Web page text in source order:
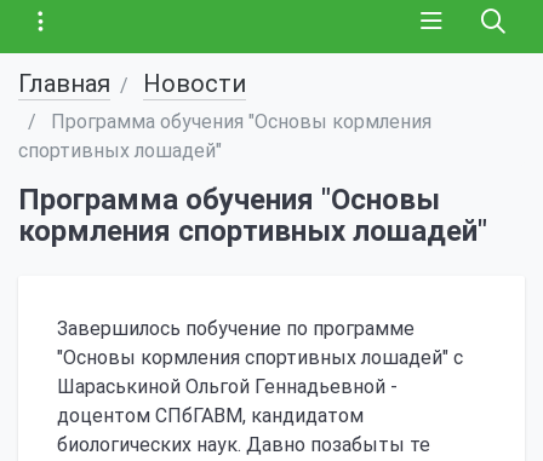
Главная Новости
Программа обучения "Основы кормления
спортивных лошадей"
Программа обучения "Основы
кормления спортивных лошадей"
Завершилось побучение по программе
"Основы кормления спортивных лошадей" с
Шараськиной Ольгой Геннадьевной -
доцентом СПбГАВМ, кандидатом
биологических наук. Давно позабыты те